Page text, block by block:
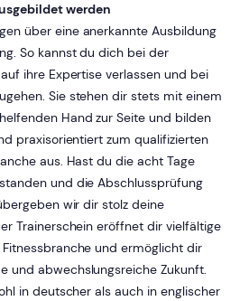
werden
über eine anerkannte Ausbildung
So kannst du dich bei der
ihre Expertise verlassen und bei
Sie stehen dir stets mit einem
Hand zur Seite und bilden
praxisorientiert zum qualifizierten
aus. Hast du die acht Tage
und die Abschlussprüfung
wir dir stolz deine
Trainerschein eröffnet dir vielfältige
und ermöglicht dir
und abwechslungsreiche Zukunft.
in deutscher als auch in englischer